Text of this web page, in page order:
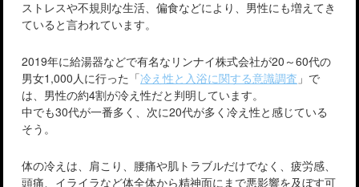
ストレスや不規則な生活、偏食などにより、男性にも増えてき
ていると言われています。
2019年に給湯器などで有名なリンナイ株式会社が20～60代の
男女1,000人に行った「冷え性と入浴に関する意識調査 」で
は、男性の約4割が冷え性だと判明しています。
中でも30代が一番多く、次に20代が多く冷え性と感じている
そう。
体の冷えは、肩こり、腰痛や肌トラブルだけでなく、疲労感、
頭痛、イライラなど体全体から精神面にまで悪影響を及ぼす可